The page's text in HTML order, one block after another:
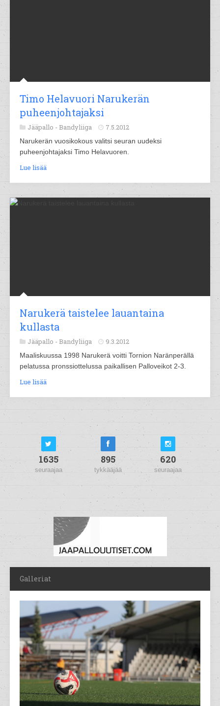
Timo Helavuori Narukerän
puheenjohtajaksi
Jääpallo - Bandyliiga 7.5.2012
Narukerän vuosikokous valitsi seuran uudeksi
puheenjohtajaksi Timo Helavuoren.
Lue lisää
Narukerä taistelee lauantaina
kullasta
Jääpallo - Bandyliiga 9.3.2012
Maaliskuussa 1998 Narukerä voitti Tornion Naränperällä
pelatussa pronssiottelussa paikallisen Palloveikot 2-3.
Lue lisää
1635
seuraajaa
895
tykkääjää
620
seuraajaa
Galleriat